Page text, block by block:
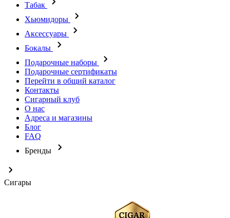
Табак
Хьюмидоры
Аксессуары
Бокалы
Подарочные наборы
Подарочные сертификаты
Перейти в общий каталог
Контакты
Сигарный клуб
О нас
Адреса и магазины
Блог
FAQ
Бренды
Сигары